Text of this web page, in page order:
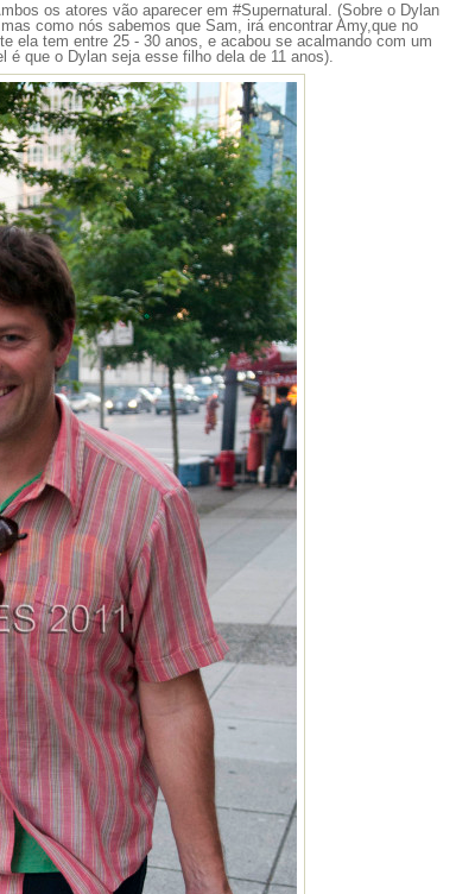
os atores vão aparecer em #Supernatural. (Sobre o Dylan
como nós sabemos que Sam, irá encontrar Amy,que no
ela tem entre 25 - 30 anos, e acabou se acalmando com um
é que o Dylan seja esse filho dela de 11 anos).